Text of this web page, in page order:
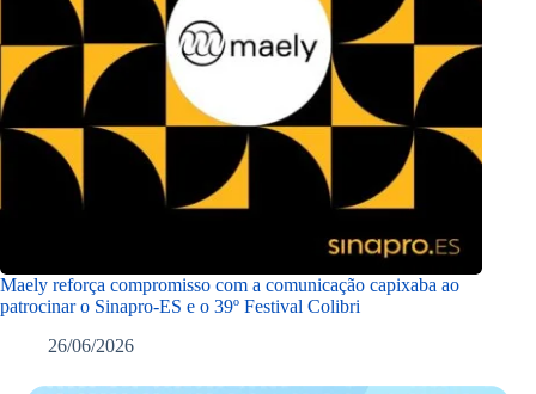
Maely reforça compromisso com a comunicação capixaba ao
patrocinar o Sinapro-ES e o 39º Festival Colibri
26/06/2026